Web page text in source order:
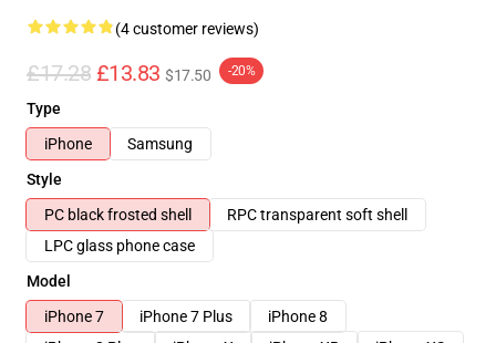
(4 customer reviews)
£17.28 £13.83 $17.50 -20%
Type
iPhone
Samsung
Style
PC black frosted shell
RPC transparent soft shell
LPC glass phone case
Model
iPhone 7
iPhone 7 Plus
iPhone 8